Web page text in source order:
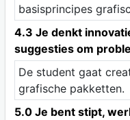
basisprincipes
4.3 Je denkt
suggesties om
De student gaat
grafische pakketten.
5.0 Je bent stipt,